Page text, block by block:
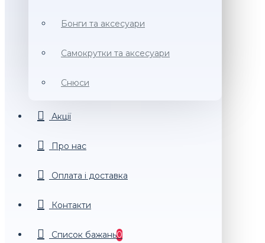
Бонги та аксесуари
Самокрутки та аксесуари
Снюси
Акції
Про нас
Оплата і доставка
Контакти
Список бажань0